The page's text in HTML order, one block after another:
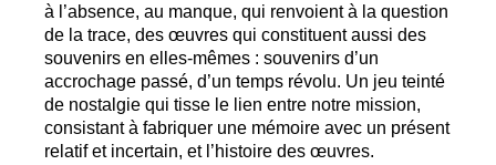
à l’absence, au manque, qui renvoient à la question
de la trace, des œuvres qui constituent aussi des
souvenirs en elles-mêmes : souvenirs d’un
accrochage passé, d’un temps révolu. Un jeu teinté
de nostalgie qui tisse le lien entre notre mission,
consistant à fabriquer une mémoire avec un présent
relatif et incertain, et l’histoire des œuvres.